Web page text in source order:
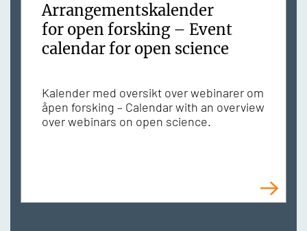
Arrangementskalender
for open forsking – Event
calendar for open science
Kalender med oversikt over webinarer om
åpen forsking – Calendar with an overview
over webinars on open science.